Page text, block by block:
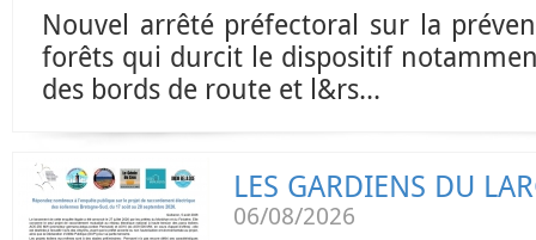
Nouvel arrêté préfectoral sur la
forêts qui durcit le dispositif
des bords de route et l&rs...
LES GARDIENS DU
06/08/2026